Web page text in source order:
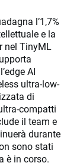
l’1,7%
e la
nel TinyML
AI
ultra-low-
di
compatti
il team e
durante
sono stati
è in corso.